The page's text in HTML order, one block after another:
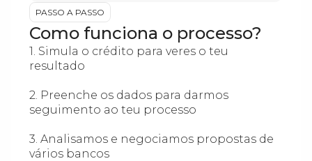
PASSO A PASSO
Como funciona o processo?
1. Simula o crédito para veres o teu
resultado
2. Preenche os dados para darmos
seguimento ao teu processo
3. Analisamos e negociamos propostas de
vários bancos